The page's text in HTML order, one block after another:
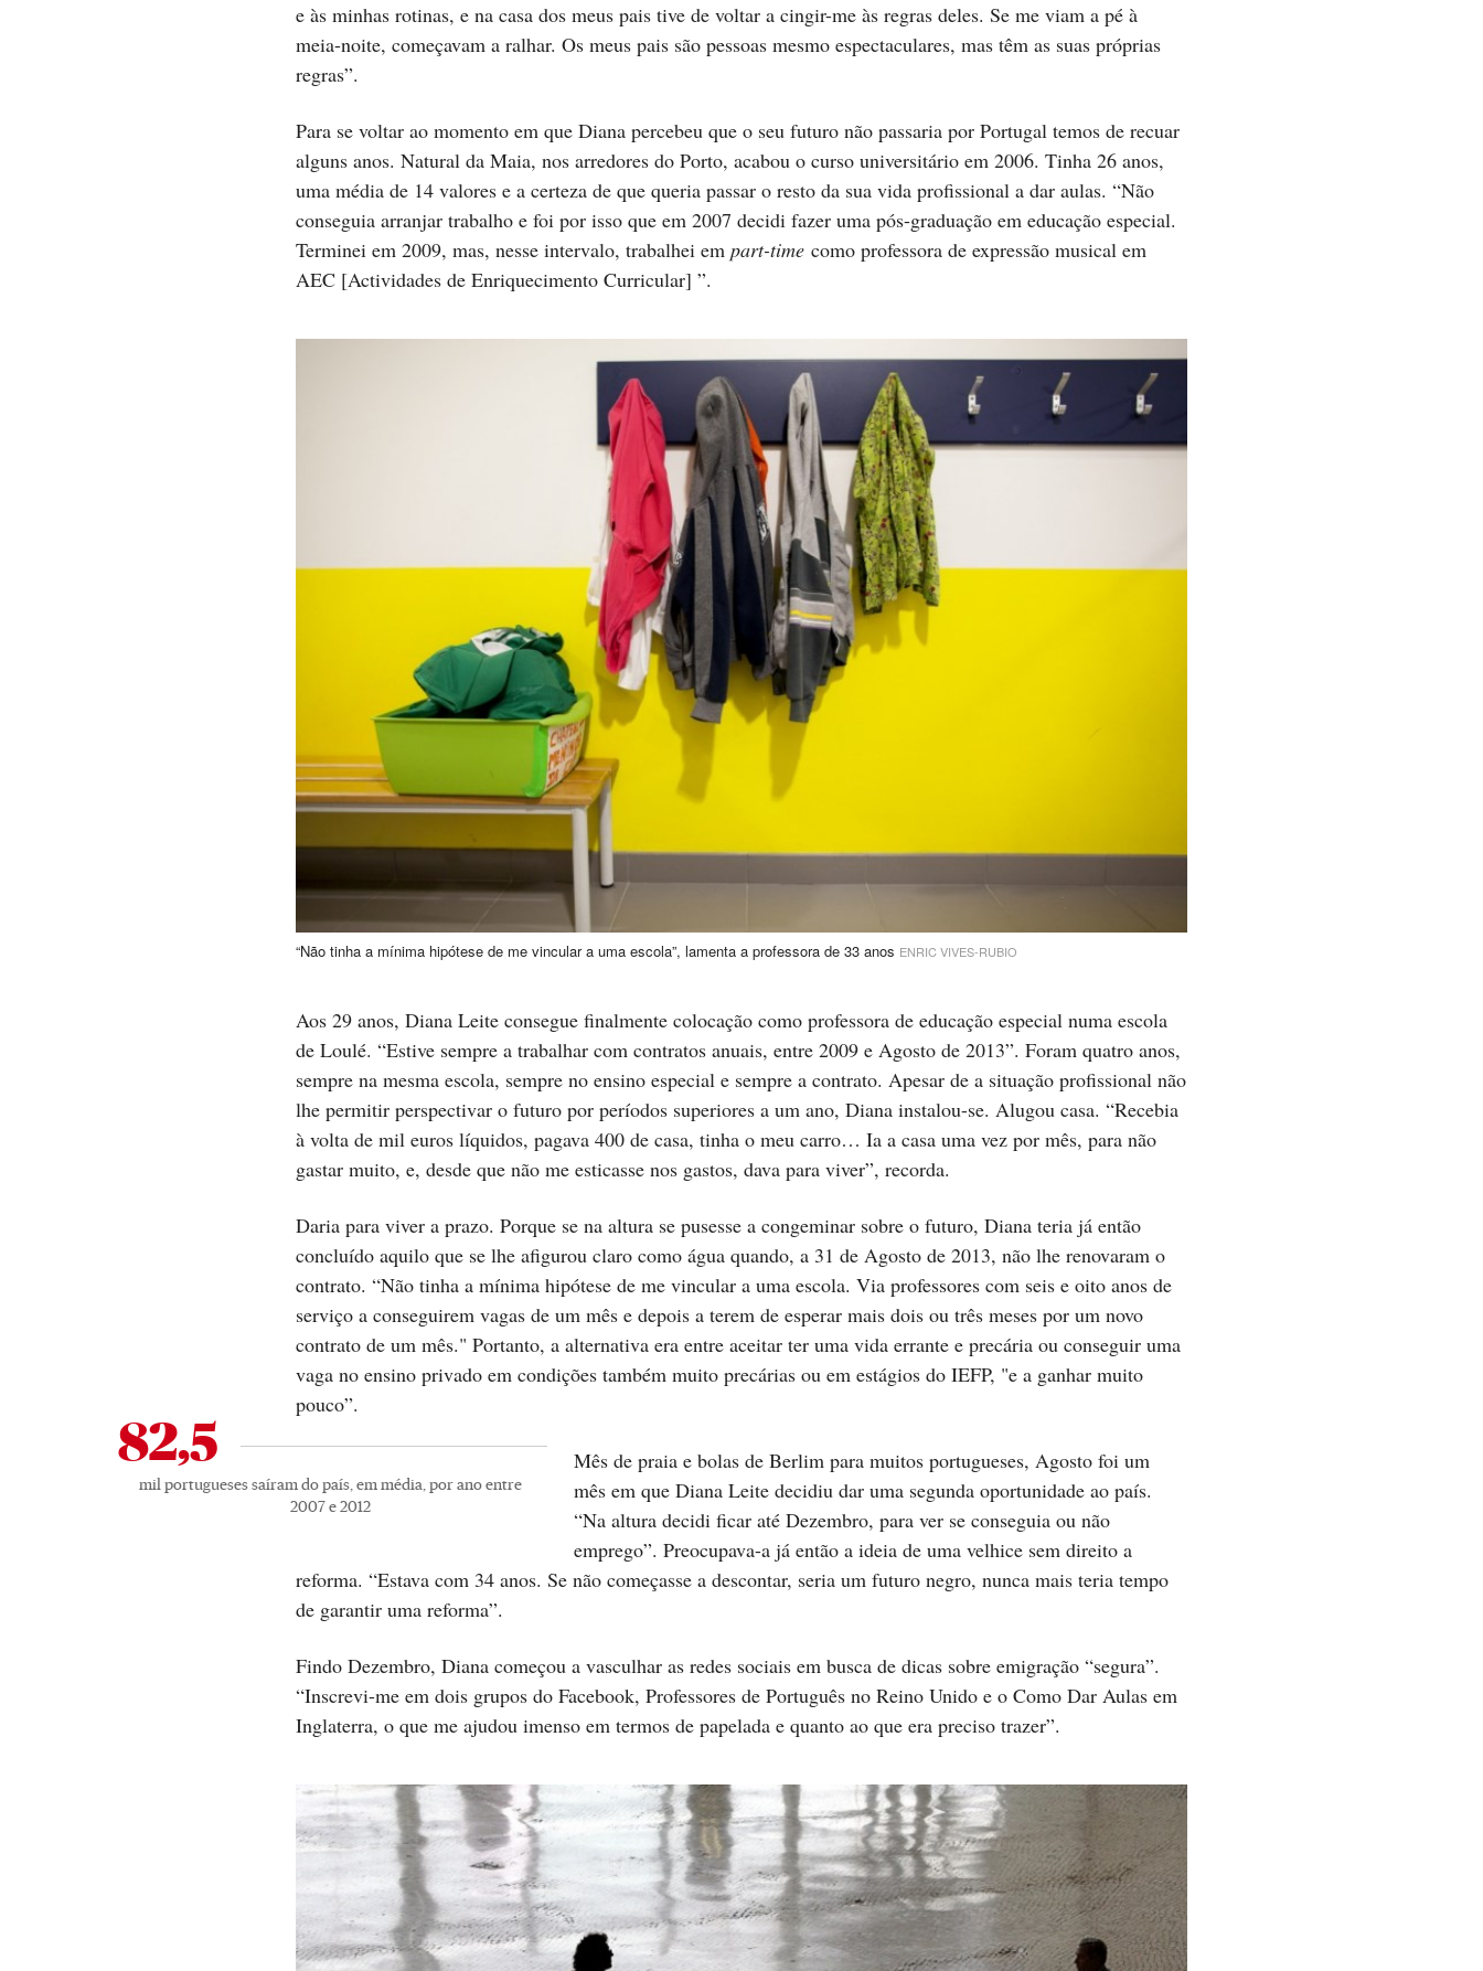
e às minhas rotinas, e na casa dos meus pais tive de voltar a cingir-me às regras deles. Se me viam a pé à
meia-noite, começavam a ralhar. Os meus pais são pessoas mesmo espectaculares, mas têm as suas próprias
regras”.
Para se voltar ao momento em que Diana percebeu que o seu futuro não passaria por Portugal temos de recuar
alguns anos. Natural da Maia, nos arredores do Porto, acabou o curso universitário em 2006. Tinha 26 anos,
uma média de 14 valores e a certeza de que queria passar o resto da sua vida profissional a dar aulas. “Não
conseguia arranjar trabalho e foi por isso que em 2007 decidi fazer uma pós-graduação em educação especial.
Terminei em 2009, mas, nesse intervalo, trabalhei empart-time como professora de expressão musical em
AEC [Actividades de Enriquecimento Curricular] ”.
“Não tinha a mínima hipótese de me vincular a uma escola”, lamenta a professora de 33 anos ENRIC VIVES-RUBIO
Aos 29 anos, Diana Leite consegue finalmente colocação como professora de educação especial numa escola
de Loulé. “Estive sempre a trabalhar com contratos anuais, entre 2009 e Agosto de 2013”. Foram quatro anos,
sempre na mesma escola, sempre no ensino especial e sempre a contrato. Apesar de a situação profissional não
lhe permitir perspectivar o futuro por períodos superiores a um ano, Diana instalou-se. Alugou casa. “Recebia
à volta de mil euros líquidos, pagava 400 de casa, tinha o meu carro… Ia a casa uma vez por mês, para não
gastar muito, e, desde que não me esticasse nos gastos, dava para viver”, recorda.
Daria para viver a prazo. Porque se na altura se pusesse a congeminar sobre o futuro, Diana teria já então
concluído aquilo que se lhe afigurou claro como água quando, a 31 de Agosto de 2013, não lhe renovaram o
contrato. “Não tinha a mínima hipótese de me vincular a uma escola. Via professores com seis e oito anos de
serviço a conseguirem vagas de um mês e depois a terem de esperar mais dois ou três meses por um novo
contrato de um mês." Portanto, a alternativa era entre aceitar ter uma vida errante e precária ou conseguir uma
vaga no ensino privado em condições também muito precárias ou em estágios do IEFP, "e a ganhar muito
pouco”.
82,5
mil portugueses saíram do país, em média, por ano entre
2007 e 2012
Mês de praia e bolas de Berlim para muitos portugueses, Agosto foi um
mês em que Diana Leite decidiu dar uma segunda oportunidade ao país.
“Na altura decidi ficar até Dezembro, para ver se conseguia ou não
emprego”. Preocupava-a já então a ideia de uma velhice sem direito a
reforma. “Estava com 34 anos. Se não começasse a descontar, seria um futuro negro, nunca mais teria tempo
de garantir uma reforma”.
Findo Dezembro, Diana começou a vasculhar as redes sociais em busca de dicas sobre emigração “segura”.
“Inscrevi-me em dois grupos do Facebook, Professores de Português no Reino Unido e o Como Dar Aulas em
Inglaterra, o que me ajudou imenso em termos de papelada e quanto ao que era preciso trazer”.